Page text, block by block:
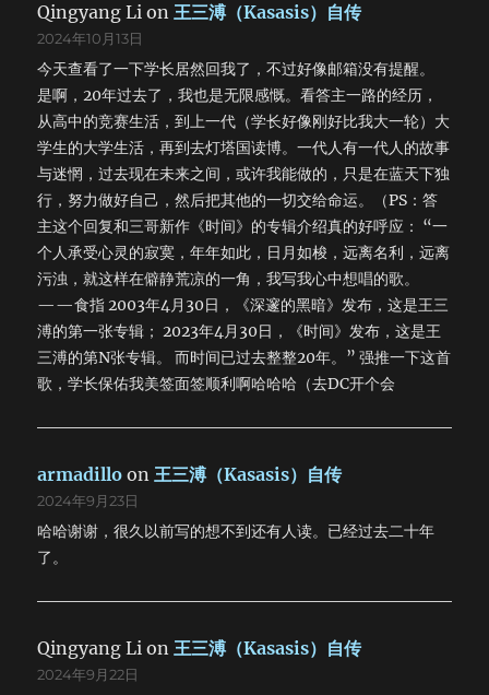
Qingyang Li on王三溥（Kasasis）自传
2024年10月13日
今天查看了一下学长居然回我了，不过好像邮箱没有提醒。
是啊，20年过去了，我也是无限感慨。看答主一路的经历，
从高中的竞赛生活，到上一代（学长好像刚好比我大一轮）大
学生的大学生活，再到去灯塔国读博。一代人有一代人的故事
与迷惘，过去现在未来之间，或许我能做的，只是在蓝天下独
行，努力做好自己，然后把其他的一切交给命运。（PS：答
主这个回复和三哥新作《时间》的专辑介绍真的好呼应： “一
个人承受心灵的寂寞，年年如此，日月如梭，远离名利，远离
污浊，就这样在僻静荒凉的一角，我写我心中想唱的歌。
——食指 2003年4月30日，《深邃的黑暗》发布，这是王三
溥的第一张专辑； 2023年4月30日，《时间》发布，这是王
三溥的第N张专辑。 而时间已过去整整20年。” 强推一下这首
歌，学长保佑我美签面签顺利啊哈哈哈（去DC开个会
armadillo on王三溥（Kasasis）自传
2024年9月23日
哈哈谢谢，很久以前写的想不到还有人读。已经过去二十年
了。
Qingyang Li on王三溥（Kasasis）自传
2024年9月22日